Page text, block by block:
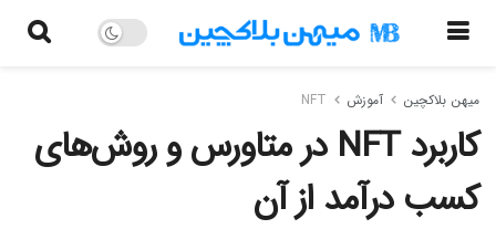
میهن بلاکچین آموزش NFT
کاربرد NFT در متاورس و روش‌های
کسب درآمد از آن